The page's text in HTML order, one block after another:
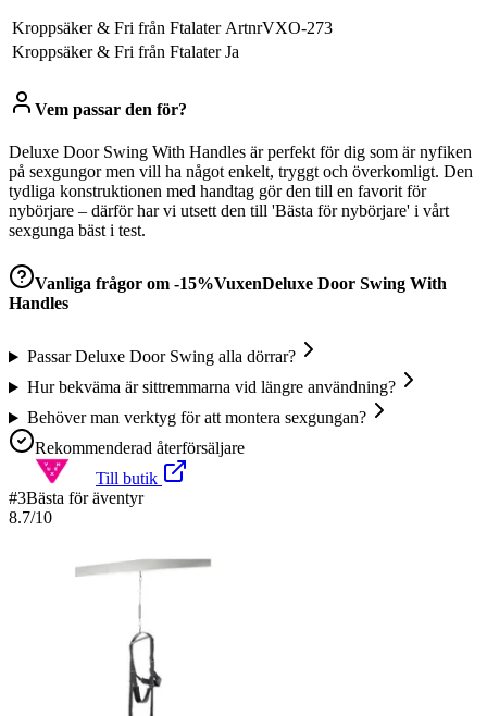
Kroppsäker & Fri från Ftalater ArtnrVXO-273
Kroppsäker & Fri från Ftalater Ja
Vem passar den för?
Deluxe Door Swing With Handles är perfekt för dig som är nyfiken
på sexgungor men vill ha något enkelt, tryggt och överkomligt. Den
tydliga konstruktionen med handtag gör den till en favorit för
nybörjare – därför har vi utsett den till 'Bästa för nybörjare' i vårt
sexgunga bäst i test.
Vanliga frågor om -15%VuxenDeluxe Door Swing With
Handles
Passar Deluxe Door Swing alla dörrar?
Hur bekväma är sittremmarna vid längre användning?
Behöver man verktyg för att montera sexgungan?
Rekommenderad återförsäljare
Till butik
#3Bästa för äventyr
8.7/10